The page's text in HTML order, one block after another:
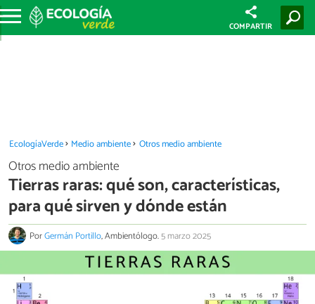
COMPARTIR
EcologíaVerde Medio ambiente Otros medio ambiente
Otros medio ambiente
Tierras raras: qué son, características,
para qué sirven y dónde están
PorGermán Portillo, Ambientólogo.5 marzo 2025